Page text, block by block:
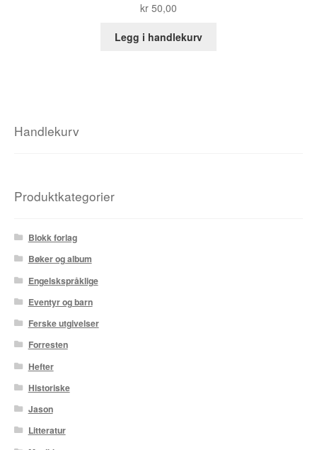
kr 50,00
Legg i handlekurv
Handlekurv
Produktkategorier
Blokk forlag
Bøker og album
Engelskspråklige
Eventyr og barn
Ferske utgivelser
Forresten
Hefter
Historiske
Jason
Litteratur